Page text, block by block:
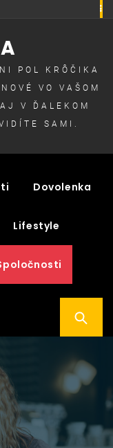
POL KRÔČIKA
VO VAŠOM
V ĎALEKOM
SAMI.
Dovolenka
Lifestyle